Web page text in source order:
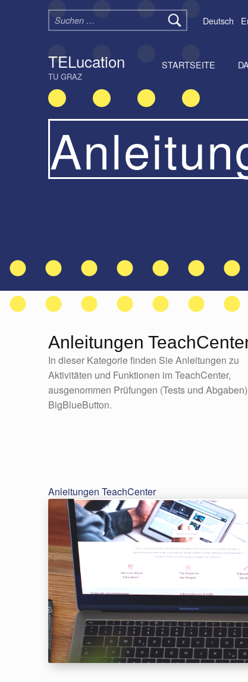
TELucation
TU GRAZ
STARTSEITE
Suchen nach:
Deutsch
Anleitungen
In dieser Kategorie finden Sie Anleitungen zu
Aktivitäten und Funktionen im TeachCenter,
ausgenommen Prüfungen (Tests und
BigBlueButton.
Anleitungen TeachCenter